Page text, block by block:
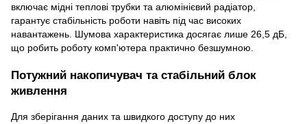
включає мідні теплові трубки та алюмінієвий радіатор,
гарантує стабільність роботи навіть під час високих
навантажень. Шумова характеристика досягає лише 26,5 дБ,
що робить роботу комп'ютера практично безшумною.
Потужний накопичувач та стабільний блок
живлення
Для зберігання даних та швидкого доступу до них